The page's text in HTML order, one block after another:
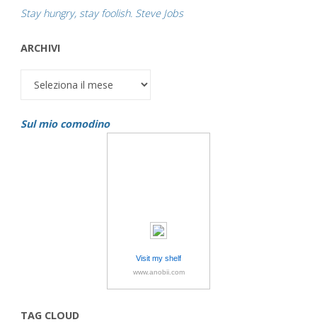
Stay hungry, stay foolish. Steve Jobs
ARCHIVI
Sul mio comodino
Visit my shelf
www.anobii.com
TAG CLOUD